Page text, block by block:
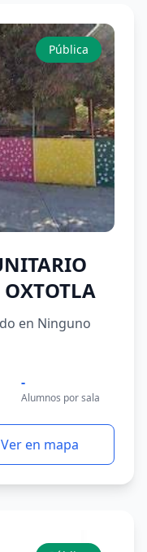
Pública
en Ninguno
-
Alumnos por sala
Ver en mapa